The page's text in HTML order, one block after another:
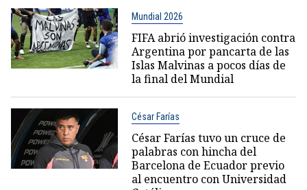
Mundial 2026
FIFA abrió investigación contra
Argentina por pancarta de las
Islas Malvinas a pocos días de
la final del Mundial
César Farías
César Farías tuvo un cruce de
palabras con hincha del
Barcelona de Ecuador previo
al encuentro con Universidad